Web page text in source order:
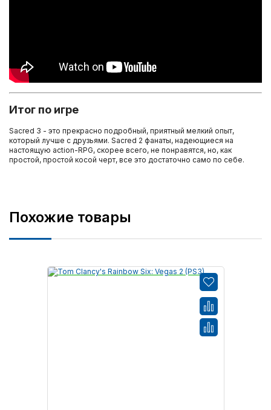
Итог по игре
Sacred 3 - это прекрасно подробный, приятный мелкий опыт,
который лучше с друзьями. Sacred 2 фанаты, надеющиеся на
настоящую action-RPG, скорее всего, не понравятся, но, как
простой, простой косой черт, все это достаточно само по себе.
Похожие товары